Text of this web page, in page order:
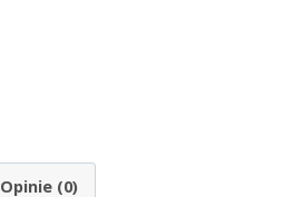
Opinie (0)